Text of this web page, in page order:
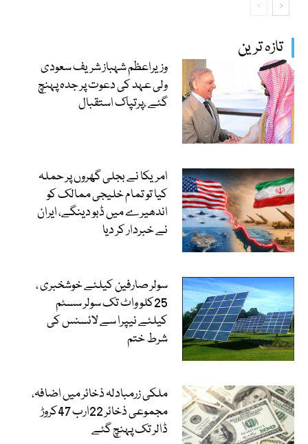
تازہ ترین
وزیراعظم شہباز شریف سعودی
ولی عہد کی دعوت پر جدہ پہنچ
گئے ،پرتپاک استقبال
امریکا نے بجلی گھروں پر حملہ
کیا تو تمام خلیجی ممالک کو
اندھیرے میں ڈبو دینگے، ایران
نے خبردار کر دیا
سولر صارفین کیلئے خوشخبری ،
25کلو واٹ تک سولر سسٹم
کیلئے نیپرا سے لائسنس کی
شرط ختم
ملکی زرمبادلہ ذخائر میں اضافہ،
مجموعی ذخائر 22ارب 47کروڑ
ڈالر تک پہنچ گئے